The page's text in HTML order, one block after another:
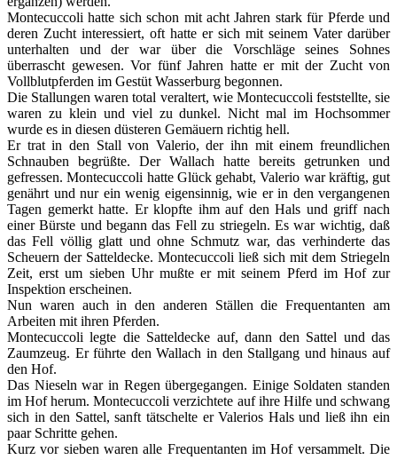
Montecuccoli hatte sich schon mit acht Jahren stark für Pferde und
deren Zucht interessiert, oft hatte er sich mit seinem Vater darüber
unterhalten und der war über die Vorschläge seines Sohnes
überrascht gewesen. Vor fünf Jahren hatte er mit der Zucht von
Vollblutpferden im Gestüt Wasserburg begonnen.
Die Stallungen waren total veraltert, wie Montecuccoli feststellte, sie
waren zu klein und viel zu dunkel. Nicht mal im Hochsommer
wurde es in diesen düsteren Gemäuern richtig hell.
Er trat in den Stall von Valerio, der ihn mit einem freundlichen
Schnauben begrüßte. Der Wallach hatte bereits getrunken und
gefressen. Montecuccoli hatte Glück gehabt, Valerio war kräftig, gut
genährt und nur ein wenig eigensinnig, wie er in den vergangenen
Tagen gemerkt hatte. Er klopfte ihm auf den Hals und griff nach
einer Bürste und begann das Fell zu striegeln. Es war wichtig, daß
das Fell völlig glatt und ohne Schmutz war, das verhinderte das
Scheuern der Satteldecke. Montecuccoli ließ sich mit dem Striegeln
Zeit, erst um sieben Uhr mußte er mit seinem Pferd im Hof zur
Inspektion erscheinen.
Nun waren auch in den anderen Ställen die Frequentanten am
Arbeiten mit ihren Pferden.
Montecuccoli legte die Satteldecke auf, dann den Sattel und das
Zaumzeug. Er führte den Wallach in den Stallgang und hinaus auf
den Hof.
Das Nieseln war in Regen übergegangen. Einige Soldaten standen
im Hof herum. Montecuccoli verzichtete auf ihre Hilfe und schwang
sich in den Sattel, sanft tätschelte er Valerios Hals und ließ ihn ein
paar Schritte gehen.
Kurz vor sieben waren alle Frequentanten im Hof versammelt. Die